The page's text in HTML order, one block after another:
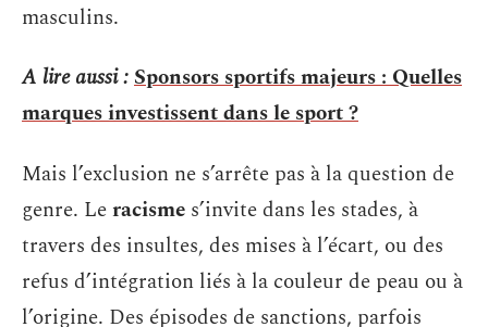
masculins.
A lire aussi :Sponsors sportifs majeurs : Quelles
marques investissent dans le sport ?
Mais l’exclusion ne s’arrête pas à la question de
genre. Leracisme s’invite dans les stades, à
travers des insultes, des mises à l’écart, ou des
refus d’intégration liés à la couleur de peau ou à
l’origine. Des épisodes de sanctions, parfois